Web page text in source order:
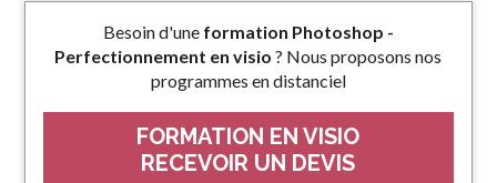
Besoin d'une formation Photoshop -
Perfectionnement en visio ? Nous proposons nos
programmes en distanciel
FORMATION EN VISIO
RECEVOIR UN DEVIS